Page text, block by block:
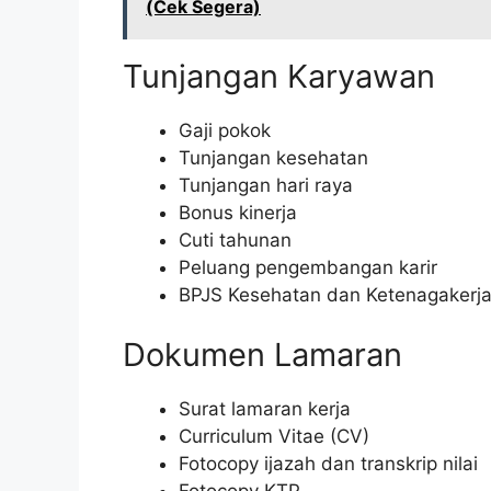
(Cek Segera)
Tunjangan Karyawan
Gaji pokok
Tunjangan kesehatan
Tunjangan hari raya
Bonus kinerja
Cuti tahunan
Peluang pengembangan karir
BPJS Kesehatan dan
Dokumen Lamaran
Surat lamaran kerja
Curriculum Vitae (CV)
Fotocopy ijazah dan transkrip nilai